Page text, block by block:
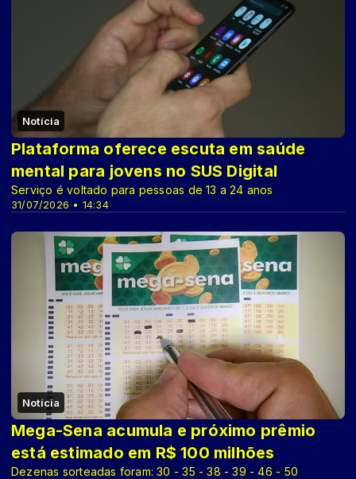
Notícia
31/07/2026 • 14:34
Plataforma oferece escuta em saúde
mental para jovens no SUS Digital
Serviço é voltado para pessoas de 13 a 24 anos
Notícia
Mega-Sena acumula e próximo prêmio
está estimado em R$ 100 milhões
Dezenas sorteadas foram: 30 - 35 - 38 - 39 - 46 - 50